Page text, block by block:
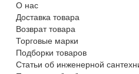
О нас
Доставка товара
Возврат товара
Торговые марки
Подборки товаров
Статьи об инженерной